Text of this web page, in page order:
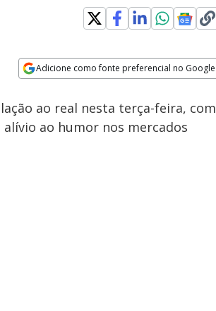
Adicione como fonte preferencial no Google
ao real nesta terça-feira, com
ao humor nos mercados